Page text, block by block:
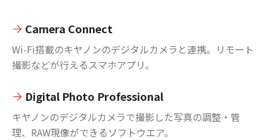
Camera Connect
Wi-Fi搭載のキヤノンのデジタルカメラと連携。リモート
撮影などが行えるスマホアプリ。
Digital Photo Professional
キヤノンのデジタルカメラで撮影した写真の調整・管
理、RAW現像ができるソフトウエア。